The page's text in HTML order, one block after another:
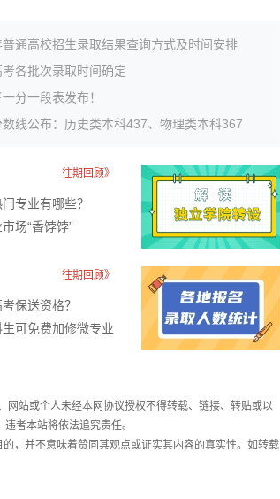
通高校招生录取结果查询方式及时间安排
各批次录取时间确定
分一段表发布！
线公布：历史类本科437、物理类本科367
往期回顾》
专业有哪些？
场“香饽饽”​
往期回顾》
保送资格？
可免费加修微专业
站或个人未经本网协议授权不得转载、链接、转贴或以
者本站将依法追究责任。
，并不意味着赞同其观点或证实其内容的真实性。如转载